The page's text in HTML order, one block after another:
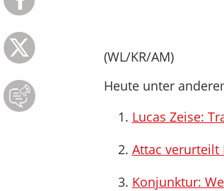
(WL/KR/AM)
Heute unter
Lucas Zeise:
Attac verurteilt
Konjunktur: